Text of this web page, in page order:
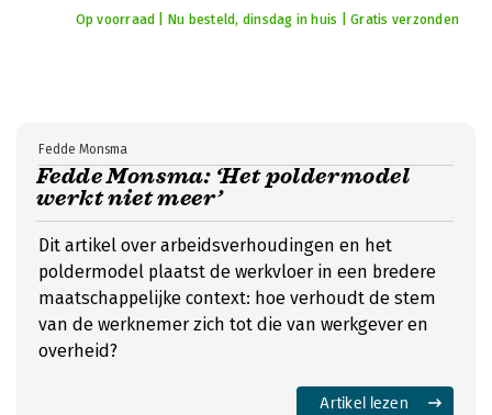
Op voorraad | Nu besteld, dinsdag in huis | Gratis verzonden
Fedde Monsma: ‘Het poldermodel
werkt niet meer’
Fedde Monsma
Dit artikel over arbeidsverhoudingen en het
poldermodel plaatst de werkvloer in een bredere
maatschappelijke context: hoe verhoudt de stem
van de werknemer zich tot die van werkgever en
overheid?
Artikel lezen